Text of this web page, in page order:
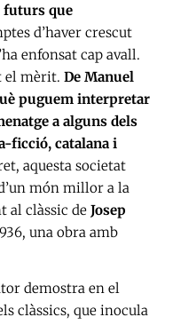
futurs que
d’haver crescut
enfonsat cap avall.
el mèrit. De Manuel
puguem interpretar
a alguns dels
ficció, catalana i
aquesta societat
món millor a la
al clàssic de Josep
una obra amb
demostra en el
clàssics, que inocula